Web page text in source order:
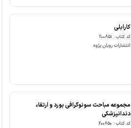
کارابلی
کد کتاب : 200851
انتشارات رویان پژوه
مجموعه مباحث سونوگرافی بورد و ارتقاء
دندانپزشکی
کد کتاب : 200850